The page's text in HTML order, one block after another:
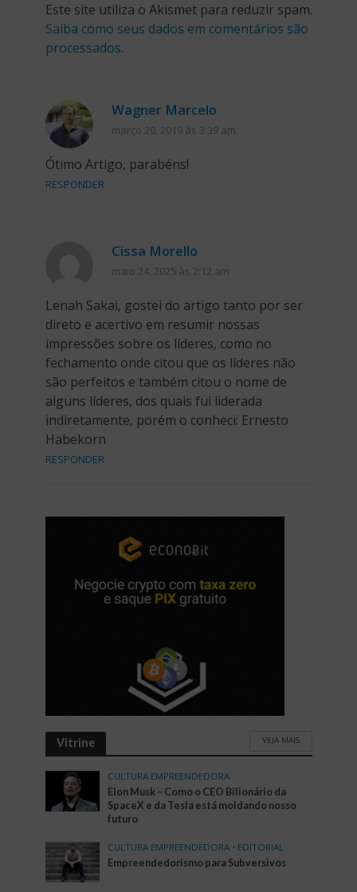
Este site utiliza o Akismet para reduzir spam.
Saiba como seus dados em comentários são
processados.
Wagner Marcelo
março 20, 2019 às 3:39 am
Ótimo Artigo, parabéns!
RESPONDER
Cissa Morello
maio 24, 2025 às 2:12 am
Lenah Sakai, gostei do artigo tanto por ser
direto e acertivo em resumir nossas
impressões sobre os líderes, como no
fechamento onde citou que os líderes não
são perfeitos e também citou o nome de
alguns líderes, dos quais fui liderada
indiretamente, porém o conheci: Ernesto
Habekorn
RESPONDER
Vitrine VEJA MAIS
CULTURA EMPREENDEDORA
Elon Musk – Como o CEO Bilionário da
SpaceX e da Tesla está moldando nosso
futuro
CULTURA EMPREENDEDORA • EDITORIAL
Empreendedorismo para Subversivos